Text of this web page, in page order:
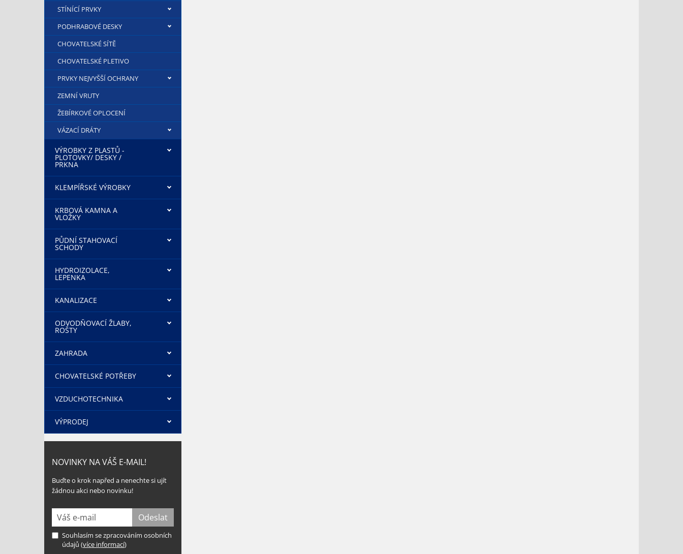
STÍNÍCÍ PRVKY
PODHRABOVÉ DESKY
CHOVATELSKÉ SÍTĚ
CHOVATELSKÉ PLETIVO
PRVKY NEJVYŠŠÍ OCHRANY
ZEMNÍ VRUTY
ŽEBÍRKOVÉ OPLOCENÍ
VÁZACÍ DRÁTY
VÝROBKY Z PLASTŮ -
PLOTOVKY/ DESKY /
PRKNA
KLEMPÍŘSKÉ VÝROBKY
KRBOVÁ KAMNA A
VLOŽKY
PŮDNÍ STAHOVACÍ
SCHODY
HYDROIZOLACE,
LEPENKA
KANALIZACE
ODVODŇOVACÍ ŽLABY,
ROŠTY
ZAHRADA
CHOVATELSKÉ POTŘEBY
VZDUCHOTECHNIKA
VÝPRODEJ
NOVINKY NA VÁŠ E-MAIL!
Buďte o krok napřed a nenechte si ujít
žádnou akci nebo novinku!
Souhlasím se zpracováním osobních
údajů (více informací)